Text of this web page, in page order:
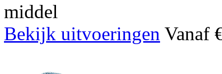
middel
Bekijk uitvoeringen Vanaf